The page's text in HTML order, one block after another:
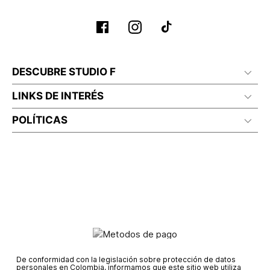
Planchar a temperatura maximo 110°c
DESCUBRE STUDIO F
LINKS DE INTERÉS
POLÍTICAS
De conformidad con la legislación sobre protección de datos
personales en Colombia, informamos que este sitio web utiliza